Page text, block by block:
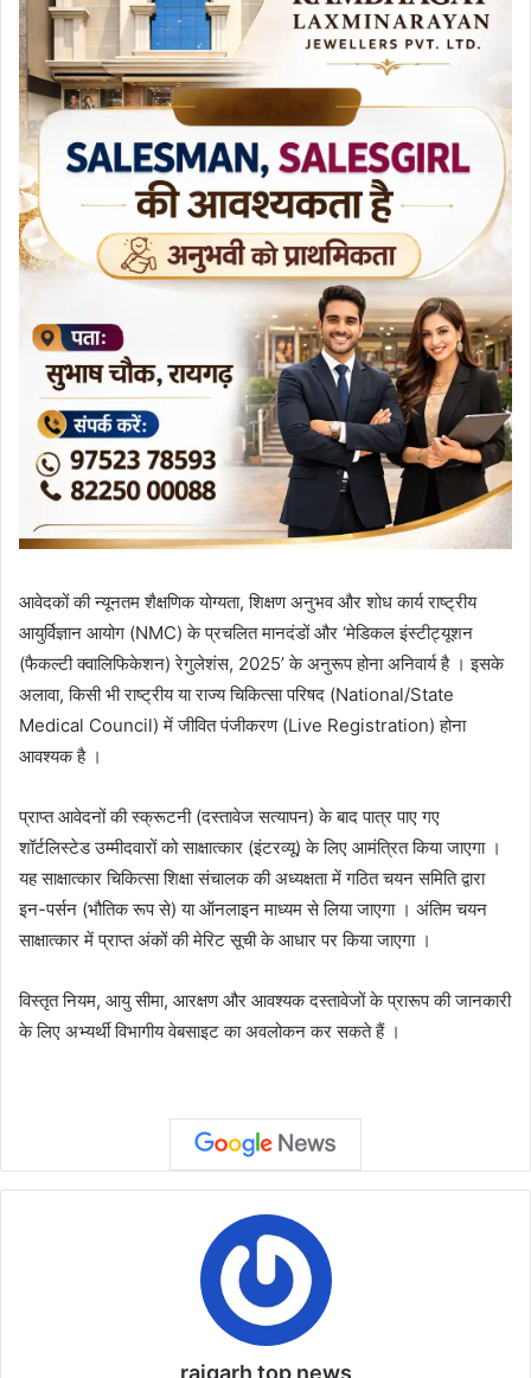
आवेदकों की न्यूनतम शैक्षणिक योग्यता, शिक्षण अनुभव और शोध कार्य राष्ट्रीय
आयुर्विज्ञान आयोग (NMC) के प्रचलित मानदंडों और ‘मेडिकल इंस्टीट्यूशन
(फैकल्टी क्वालिफिकेशन) रेगुलेशंस, 2025’ के अनुरूप होना अनिवार्य है । इसके
अलावा, किसी भी राष्ट्रीय या राज्य चिकित्सा परिषद (National/State
Medical Council) में जीवित पंजीकरण (Live Registration) होना
आवश्यक है ।
प्राप्त आवेदनों की स्क्रूटनी (दस्तावेज सत्यापन) के बाद पात्र पाए गए
शॉर्टलिस्टेड उम्मीदवारों को साक्षात्कार (इंटरव्यू) के लिए आमंत्रित किया जाएगा ।
यह साक्षात्कार चिकित्सा शिक्षा संचालक की अध्यक्षता में गठित चयन समिति द्वारा
इन-पर्सन (भौतिक रूप से) या ऑनलाइन माध्यम से लिया जाएगा । अंतिम चयन
साक्षात्कार में प्राप्त अंकों की मेरिट सूची के आधार पर किया जाएगा ।
विस्तृत नियम, आयु सीमा, आरक्षण और आवश्यक दस्तावेजों के प्रारूप की जानकारी
के लिए अभ्यर्थी विभागीय वेबसाइट का अवलोकन कर सकते हैं ।
raigarh top news